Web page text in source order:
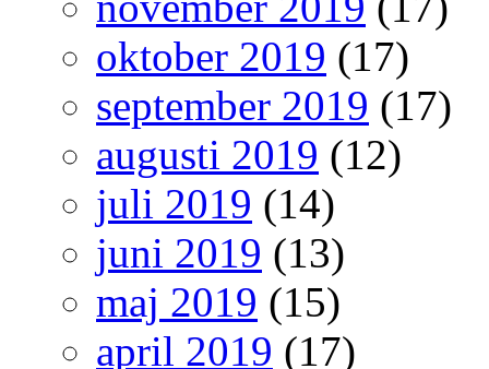
oktober 2019 (17)
september 2019 (17)
augusti 2019 (12)
juli 2019 (14)
juni 2019 (13)
maj 2019 (15)
april 2019 (17)